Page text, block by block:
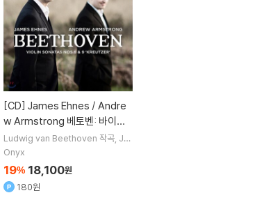
[CD]
w Armstrong 베토벤: 바이올
린 소나타 6, 9번 '크로이처' (Be
ethoven: Violin Sonatas Op.
30/1, Op.47 'Kreutzer') 제임
스 에네스, 앤드류 암스트롱
Ludwig van Beethoven 작곡 Ja
mes Ehnes
Onyx
19% 18,100원
180원